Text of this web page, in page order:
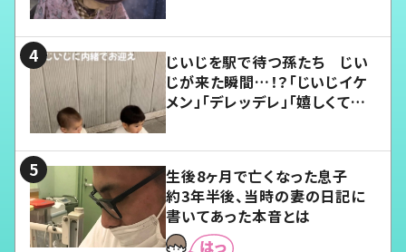
じいじを駅で待つ孫たち じい
じが来た瞬間…！？「じいじイケ
メン」「デレッデレ」「嬉しくて可
生後8ヶ月で亡くなった息子
約3年半後、当時の妻の日記に
書いてあった本音とは